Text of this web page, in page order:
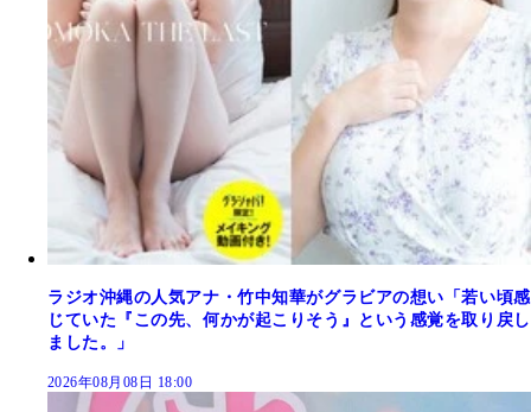
ラジオ沖縄の人気アナ・竹中知華がグラビアの想い「若い頃感
じていた『この先、何かが起こりそう』という感覚を取り戻し
ました。」
2026年08月08日 18:00